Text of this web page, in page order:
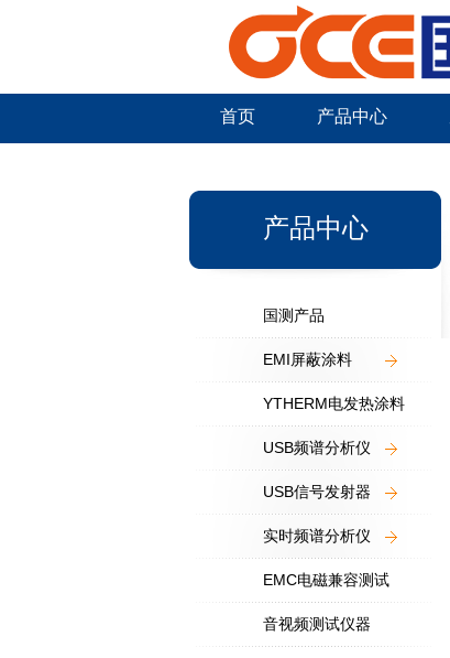
首页 产品中心
产品中心
国测产品
EMI屏蔽涂料
YTHERM电发热涂料
USB频谱分析仪
USB信号发射器
实时频谱分析仪
EMC电磁兼容测试
音视频测试仪器